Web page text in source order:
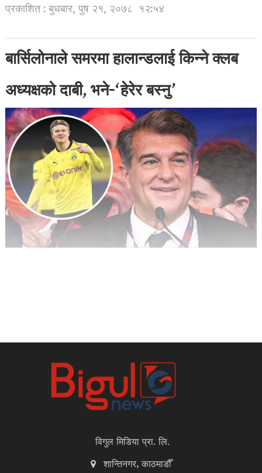
प्रकाशित : बुधबार, पुष २१, २०७८ १२:५४
बार्सिलोनाले समरमा हालान्डलाई किन्ने क्लब
अध्यक्षको दाबी, भने-‘हेरेर बस्नु’
विगुल मिडिया प्रा. लि.
शान्तिनगर, काठमाडौँ